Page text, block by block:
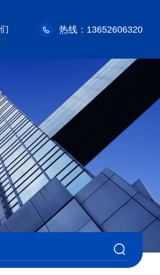
热线：13652606320